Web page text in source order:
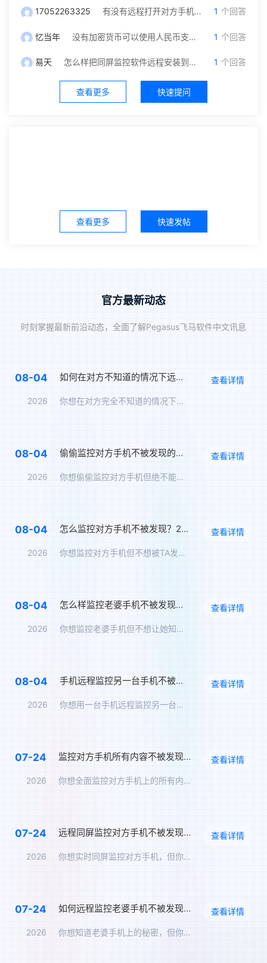
17052263325 有没有远程打开对方手机摄像头和保存通话录音功能，就是不被他发现 1 个回答
忆当年 没有加密货币可以使用人民币支付充值吗？ 1 个回答
易天 怎么样把同屏监控软件远程安装到对方手机？不被发现 1 个回答
查看更多 快速提问
查看更多 快速发帖
官方最新动态
时刻掌握最新前沿动态，全面了解Pegasus飞马软件中文讯息
08-04
2026
如何在对方不知道的情况下远程监控手机，完全隐蔽实时监控方案
你想在对方完全不知道的情况下监控TA的手机。飞马让你全程无痕…
查看详情
08-04
2026
偷偷监控对方手机不被发现的方法，隐蔽监控完整方案
你想偷偷监控对方手机但绝不能让TA知道。飞马让你全程隐蔽监控…
查看详情
08-04
2026
怎么监控对方手机不被发现？2026年度隐蔽监控完整指南
你想监控对方手机但不想被TA发现。飞马让你全程无痕监控，TA…
查看详情
08-04
2026
怎么样监控老婆手机不被发现？监听老婆手机无感实时监控
你想监控老婆手机但不想让她知道。飞马让你远程同步她手机上的所…
查看详情
08-04
2026
手机远程监控另一台手机不被发现，全数据实时同步方案
你想用一台手机远程监控另一台手机的全部内容，但最怕被对方发现…
查看详情
07-24
2026
监控对方手机所有内容不被发现，远程无感同屏监控软件
你想全面监控对方手机上的所有内容——聊天、位置、通话、相册、…
查看详情
07-24
2026
远程同屏监控对方手机不被发现，屏幕实时同步方案
你想实时同屏监控对方手机，但你最怕被对方发现。那么，远程同屏…
查看详情
07-24
2026
如何远程监控老婆手机不被发现？无法被察觉的同步老婆手机上的全部数据
你想知道老婆手机上的秘密，但你不想让她知道。那么，如何远程监…
查看详情